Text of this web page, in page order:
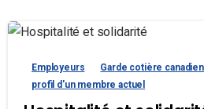
Employeurs Garde cotière
profil d'un membre actuel